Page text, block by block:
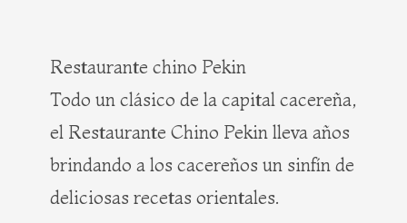
Restaurante chino Pekin
Todo un clásico de la capital cacereña,
el Restaurante Chino Pekin lleva años
brindando a los cacereños un sinfín de
deliciosas recetas orientales.